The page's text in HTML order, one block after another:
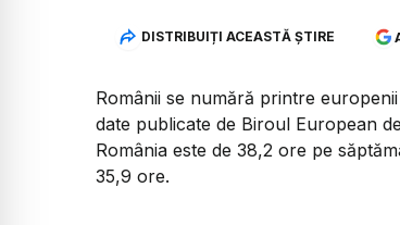
DISTRIBUIȚI ACEASTĂ ȘTIRE
Românii se numără printre
date publicate de Biroul European
România este de 38,2 ore pe
35,9 ore.